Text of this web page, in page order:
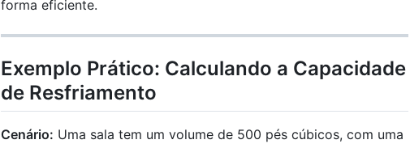
forma eficiente.
Exemplo Prático: Calculando a Capacidade
de Resfriamento
Cenário: Uma sala tem um volume de 500 pés cúbicos, com uma